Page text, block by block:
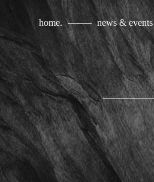
home. news & events